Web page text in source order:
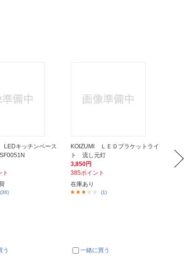
キッチンベース
ト
(36)
う
KOIZUMI ＬＥＤブラケットライ
ト 流し元灯
3,850円
385ポイント
在庫あり
(1)
一緒に買う
ング
414円